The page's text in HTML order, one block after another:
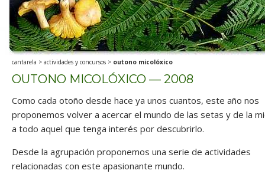
cantarela > actividades y concursos > outono micolóxico
OUTONO MICOLÓXICO — 2008
Como cada otoño desde hace ya unos cuantos, este año nos
proponemos volver a acercar el mundo de las setas y de la
a todo aquel que tenga interés por descubrirlo.
Desde la agrupación proponemos una serie de actividades
relacionadas con este apasionante mundo.